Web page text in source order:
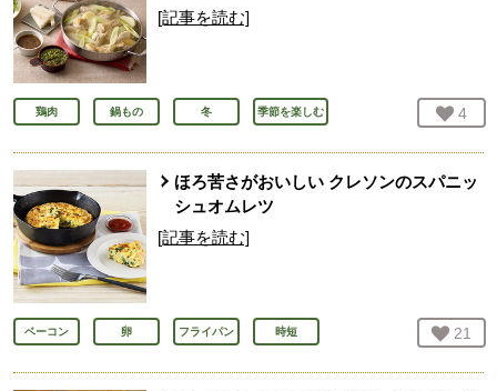
[記事を読む]
鶏肉 鍋もの 冬 季節を楽しむ お気
4
ほろ苦さがおいしい クレソンのスパニッ
シュオムレツ
[記事を読む]
ベーコン 卵 フライパン 時短 お気
21